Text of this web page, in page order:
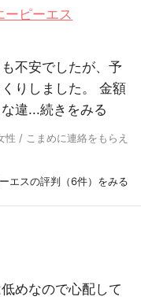
ピーエス
不安でしたが、予
りしました。 金額
違...続きをみる
/ こまめに連絡をもらえ
エスの評判（6件）をみる
めなので心配して